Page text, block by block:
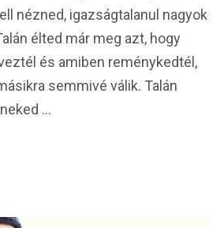
nézned, igazságtalanul nagyok
élted már meg azt, hogy
és amiben reménykedtél,
semmivé válik. Talán
…